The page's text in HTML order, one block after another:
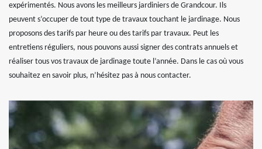
expérimentés. Nous avons les meilleurs jardiniers de Grandcour. Ils
peuvent s’occuper de tout type de travaux touchant le jardinage. Nous
proposons des tarifs par heure ou des tarifs par travaux. Peut les
entretiens réguliers, nous pouvons aussi signer des contrats annuels et
réaliser tous vos travaux de jardinage toute l’année. Dans le cas où vous
souhaitez en savoir plus, n’hésitez pas à nous contacter.